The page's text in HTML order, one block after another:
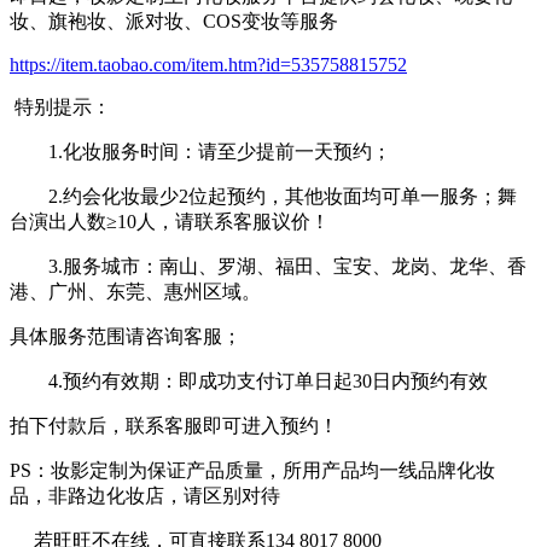
妆、旗袍妆、派对妆、COS变妆等服务
https://item.taobao.com/item.htm?id=535758815752
特别提示：
1.化妆服务时间：请至少提前一天预约；
2.约会化妆最少2位起预约，其他妆面均可单一服务；舞
台演出人数≥10人，请联系客服议价！
3.服务城市：南山、罗湖、福田、宝安、龙岗、龙华、香
港、广州、东莞、惠州区域。
具体服务范围请咨询客服；
4.预约有效期：即成功支付订单日起30日内预约有效
拍下付款后，联系客服即可进入预约！
PS：妆影定制为保证产品质量，所用产品均一线品牌化妆
品，非路边化妆店，请区别对待
若旺旺不在线，可直接联系134 8017 8000